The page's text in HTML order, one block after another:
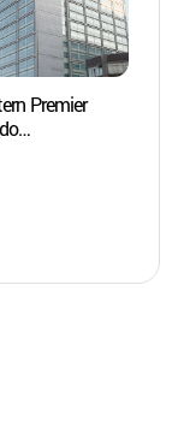
Premier